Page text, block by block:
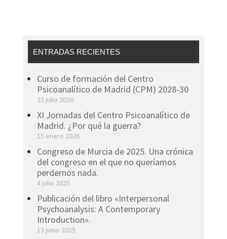
ENTRADAS RECIENTES
Curso de formación del Centro
Psicoanalítico de Madrid (CPM) 2028-30
22 julio 2026
XI Jornadas del Centro Psicoanalítico de
Madrid. ¿Por qué la guerra?
15 enero 2026
Congreso de Murcia de 2025. Una crónica
del congreso en el que no queríamos
perdernos nada.
4 julio 2025
Publicación del libro «Interpersonal
Psychoanalysis: A Contemporary
Introduction».
13 junio 2025